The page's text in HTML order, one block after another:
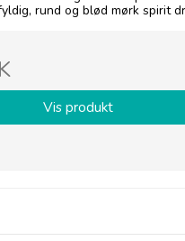
rund og blød mørk spirit
Vis produkt